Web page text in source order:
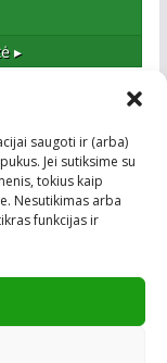
saugoti ir (arba)
Jei sutiksime su
tokius kaip
Nesutikimas arba
funkcijas ir
▸
profesionalus
Į Kauną
naudojant